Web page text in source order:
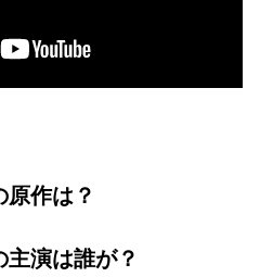
原作は？
主演は誰が？